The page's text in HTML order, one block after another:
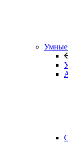
Умные